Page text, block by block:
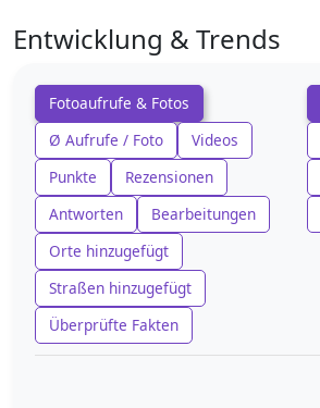
Entwicklung & Trends
Fotoaufrufe & Fotos
Ø Aufrufe / Foto
Videos
Punkte
Rezensionen
Antworten
Bearbeitungen
Orte hinzugefügt
Straßen hinzugefügt
Überprüfte Fakten